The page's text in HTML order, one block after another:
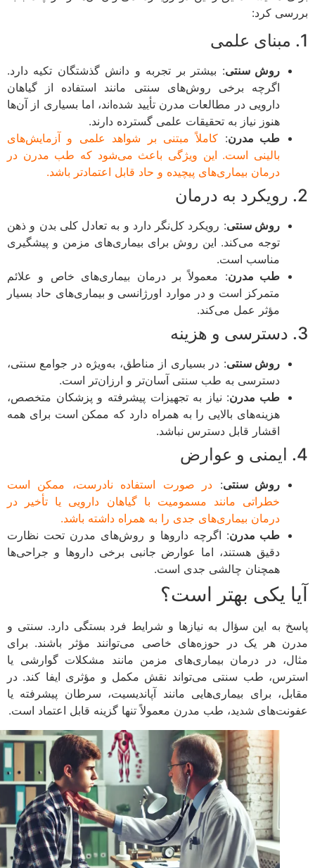
کرد:
روش سنتی: بیشتر بر تجربه و دانش گذشتگان تکیه دارد.
اگرچه برخی روش‌های سنتی مانند استفاده از گیاهان
دارویی در مطالعات مدرن تأیید شده‌اند، اما بسیاری از آن‌ها
هنوز نیاز به تحقیقات علمی گسترده دارند.
طب مدرن:کاملاً مبتنی بر شواهد علمی و آزمایش‌های
بالینی است. این ویژگی باعث می‌شود که طب مدرن در
درمان بیماری‌های پیچیده و حاد قابل اعتمادتر باشد.
روش سنتی: رویکرد کل‌نگر دارد و به تعادل کلی بدن و ذهن
توجه می‌کند. این روش برای بیماری‌های مزمن و پیشگیری
مناسب است.
طب مدرن: معمولاً بر درمان بیماری‌های خاص و علائم
متمرکز است و در موارد اورژانسی و بیماری‌های حاد بسیار
مؤثر عمل می‌کند.
روش سنتی: در بسیاری از مناطق، به‌ویژه در جوامع سنتی،
دسترسی به طب سنتی آسان‌تر و ارزان‌تر است.
طب مدرن: نیاز به تجهیزات پیشرفته و پزشکان متخصص،
هزینه‌های بالایی را به همراه دارد که ممکن است برای همه
اقشار قابل دسترس نباشد.
روش سنتی:در صورت استفاده نادرست، ممکن است
خطراتی مانند مسمومیت با گیاهان دارویی یا تأخیر در
درمان بیماری‌های جدی را به همراه داشته باشد.
طب مدرن: اگرچه داروها و روش‌های مدرن تحت نظارت
دقیق هستند، اما عوارض جانبی برخی داروها و جراحی‌ها
همچنان چالشی جدی است.
یکی بهتر است؟
به این سؤال به نیازها و شرایط فرد بستگی دارد. سنتی و
هر یک در حوزه‌های خاصی می‌توانند مؤثر باشند. برای
در درمان بیماری‌های مزمن مانند مشکلات گوارشی یا
طب سنتی می‌تواند نقش مکمل و مؤثری ایفا کند. در
برای بیماری‌هایی مانند آپاندیسیت، سرطان پیشرفته یا
شدید، طب مدرن معمولاً تنها گزینه قابل اعتماد است.